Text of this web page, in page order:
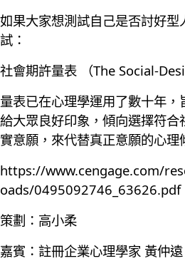
如果大家想測試自己是否討好型
試：
社會期許量表 （The Social-
量表已在心理學運用了數十年
給大眾良好印象，傾向選擇符
實意願，來代替真正意願的心理
https://www.cengage.com/
oads/0495092746_63626.pdf
策劃：高小柔
嘉賓：註冊企業心理學家 黃仲